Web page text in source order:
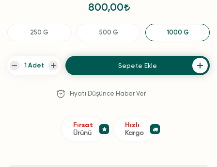
800,00
250 G 500 G 1000 G
Sepete Ekle
Fiyatı Düşünce Haber Ver
Fırsat
Ürünü
Hızlı
Kargo